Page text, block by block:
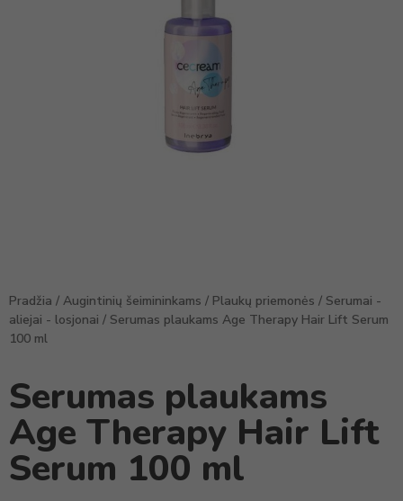
Pradžia / Augintinių šeimininkams / Plaukų priemonės / Serumai -
aliejai - losjonai / Serumas plaukams Age Therapy Hair Lift Serum
100 ml
Serumas plaukams
Age Therapy Hair Lift
Serum 100 ml